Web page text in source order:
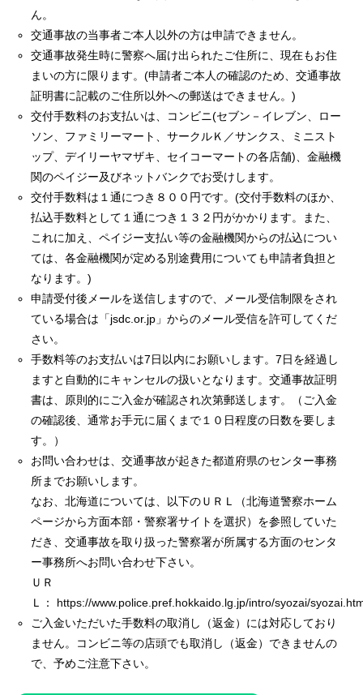
ん。
交通事故の当事者ご本人以外の方は申請できません。
交通事故発生時に警察へ届け出られたご住所に、現在もお住
まいの方に限ります。(申請者ご本人の確認のため、交通事故
証明書に記載のご住所以外への郵送はできません。)
交付手数料のお支払いは、コンビニ(セブン－イレブン、ロー
ソン、ファミリーマート、サークルＫ／サンクス、ミニスト
ップ、デイリーヤマザキ、セイコーマートの各店舗)、金融機
関のペイジー及びネットバンクでお受けします。
交付手数料は１通につき８００円です。(交付手数料のほか、
払込手数料として１通につき１３２円がかかります。また、
これに加え、ペイジー支払い等の金融機関からの払込につい
ては、各金融機関が定める別途費用についても申請者負担と
なります。)
申請受付後メールを送信しますので、メール受信制限をされ
ている場合は「jsdc.or.jp」からのメール受信を許可してくだ
さい。
手数料等のお支払いは7日以内にお願いします。7日を経過し
ますと自動的にキャンセルの扱いとなります。交通事故証明
書は、原則的にご入金が確認され次第郵送します。（ご入金
の確認後、通常お手元に届くまで１０日程度の日数を要しま
す。）
お問い合わせは、交通事故が起きた都道府県のセンター事務
所までお願いします。
なお、北海道については、以下のＵＲＬ（北海道警察ホーム
ページから方面本部・警察署サイトを選択）を参照していた
だき、交通事故を取り扱った警察署が所属する方面のセンタ
ー事務所へお問い合わせ下さい。
ＵＲ
Ｌ： https://www.police.pref.hokkaido.lg.jp/intro/syozai/
ご入金いただいた手数料の取消し（返金）には対応しており
ません。コンビニ等の店頭でも取消し（返金）できませんの
で、予めご注意下さい。